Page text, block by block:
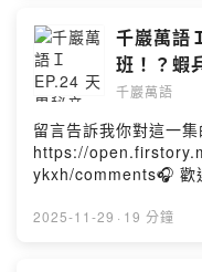
歷人生卡關，又或者
心，都非常適合帶著
他實在太「真實」了
小鈴鐺🔔Powered by
千巖萬語
班！？蝦
千巖萬語
留言告訴我你對這一集
https://
ykxh/comments🎧 歡
事原本就很有趣，走上
2025-11-29 · 19 分鐘